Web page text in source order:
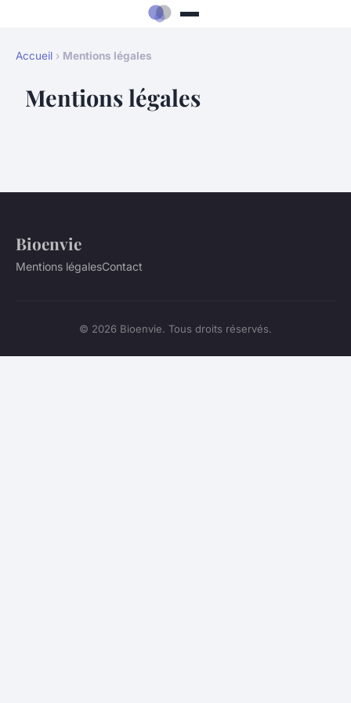
Accueil › Mentions légales
Mentions légales
Bioenvie
Mentions légalesContact
© 2026 Bioenvie. Tous droits réservés.